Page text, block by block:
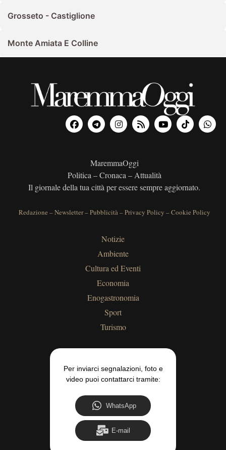
Grosseto - Castiglione
Monte Amiata E Colline
MaremmaOggi
Politica – Cronaca – Attualità
Il giornale della tua città per essere sempre aggiornato.
Redazione –Newsletter–Pubblicità–Privacy Policy –Cookie Policy
Notizie
Ambiente
Cultura ed Eventi
Economia
Enogastronomia
Sport
Turismo
Per inviarci segnalazioni, foto e
video puoi contattarci tramite:
WhatsApp
E-mail